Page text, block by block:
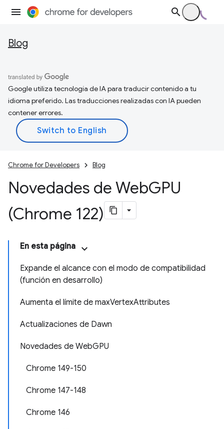
Blog
Google utiliza tecnología de IA para traducir contenido a tu
idioma preferido. Las traducciones realizadas con IA pueden
contener errores.
Chrome for Developers Blog
Novedades de WebGPU
(Chrome 122)
En esta página
Expande el alcance con el modo de compatibilidad
(función en desarrollo)
Aumenta el límite de maxVertexAttributes
Actualizaciones de Dawn
Novedades de WebGPU
Chrome 149-150
Chrome 147-148
Chrome 146